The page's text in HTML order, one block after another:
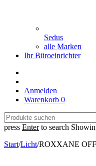
Sedus
alle Marken
Ihr Büroeinrichter
Anmelden
Warenkorb 0
press Enterto search
Start/Licht/ROXXANE